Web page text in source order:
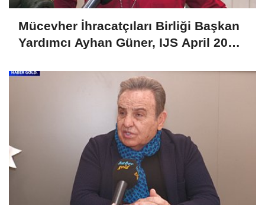
Mücevher İhracatçıları Birliği Başkan
Yardımcı Ayhan Güner, IJS April 2025